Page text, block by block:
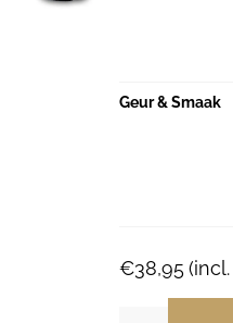
Geur & Smaak
€38,95